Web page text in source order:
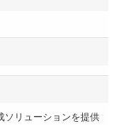
ソリューションを提供